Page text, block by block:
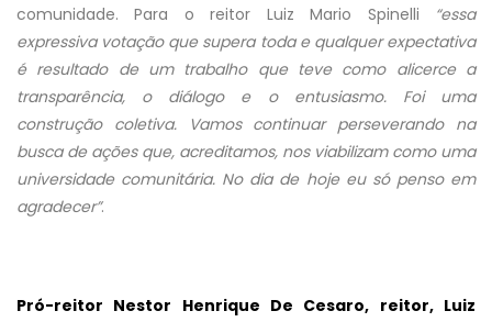
comunidade. Para o reitor Luiz Mario Spinelli “essa
expressiva votação que supera toda e qualquer expectativa
é resultado de um trabalho que teve como alicerce a
transparência, o diálogo e o entusiasmo. Foi uma
construção coletiva. Vamos continuar perseverando na
busca de ações que, acreditamos, nos viabilizam como uma
universidade comunitária. No dia de hoje eu só penso em
agradecer”.
Pró-reitor Nestor Henrique De Cesaro, reitor, Luiz